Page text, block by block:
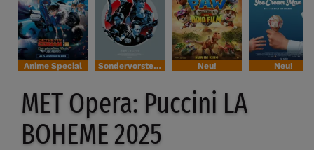
Anime Special Sondervorstellung Neu! Neu!
MET Opera: Puccini LA
BOHEME 2025